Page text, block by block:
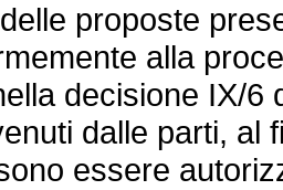
proposte
alla
decisione IX/6
dalle parti, al
essere